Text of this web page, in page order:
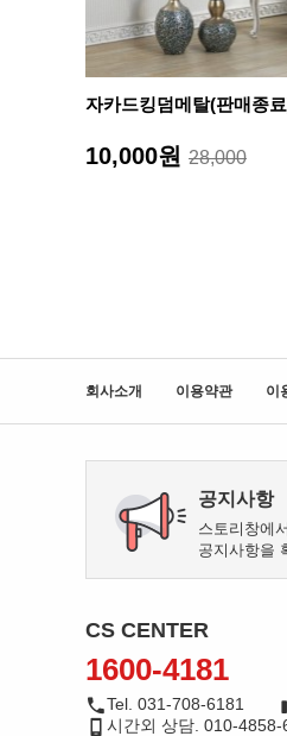
자카드킹덤메탈(판매종
10,000원 28,000
회사소개 이용약관 이
공지사항
스토리창에
공지사항을
CS CENTER
1600-4181
Tel. 031-708-6181
시간외 상담. 010-4858-